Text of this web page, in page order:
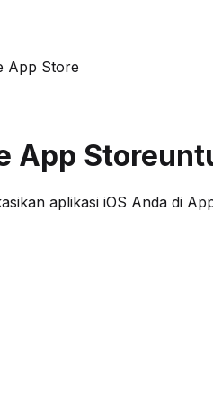
App Store
App Store
aplikasi iOS Anda di